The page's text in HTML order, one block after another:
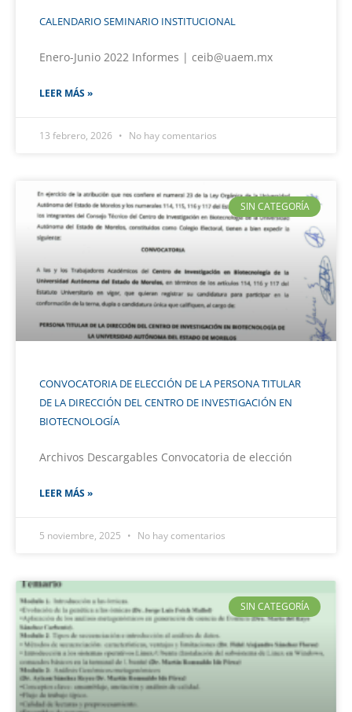
CALENDARIO SEMINARIO INSTITUCIONAL
Enero-Junio 2022 Informes | ceib@uaem.mx
LEER MÁS »
13 febrero, 2026 No hay comentarios
SIN CATEGORÍA
CONVOCATORIA DE ELECCIÓN DE LA PERSONA TITULAR
DE LA DIRECCIÓN DEL CENTRO DE INVESTIGACIÓN EN
BIOTECNOLOGÍA
Archivos Descargables Convocatoria de elección
LEER MÁS »
5 noviembre, 2025 No hay comentarios
SIN CATEGORÍA